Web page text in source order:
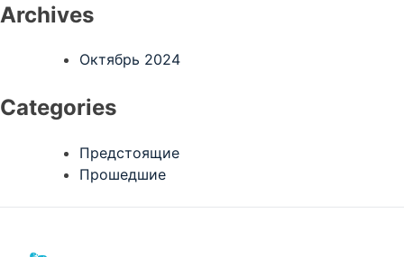
Archives
Октябрь 2024
Categories
Предстоящие
Прошедшие